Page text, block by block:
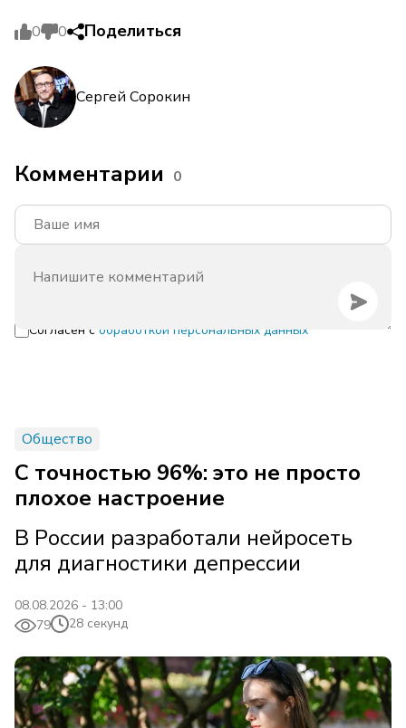
0 0 Поделиться
Сергей Сорокин
Комментарии 0
Согласен с обработкой персональных данных
Общество
С точностью 96%: это не просто
плохое настроение
В России разработали нейросеть
для диагностики депрессии
08.08.2026 - 13:00
79
28 секунд